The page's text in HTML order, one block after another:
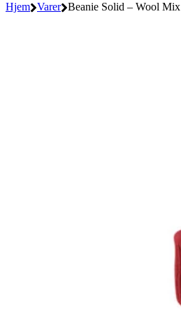
Hjem Varer Beanie Solid – Wool Mix